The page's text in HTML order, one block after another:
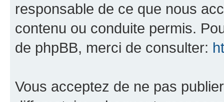
responsable de ce que nous
contenu ou conduite permis.
de phpBB, merci de consulter:
Vous acceptez de ne pas